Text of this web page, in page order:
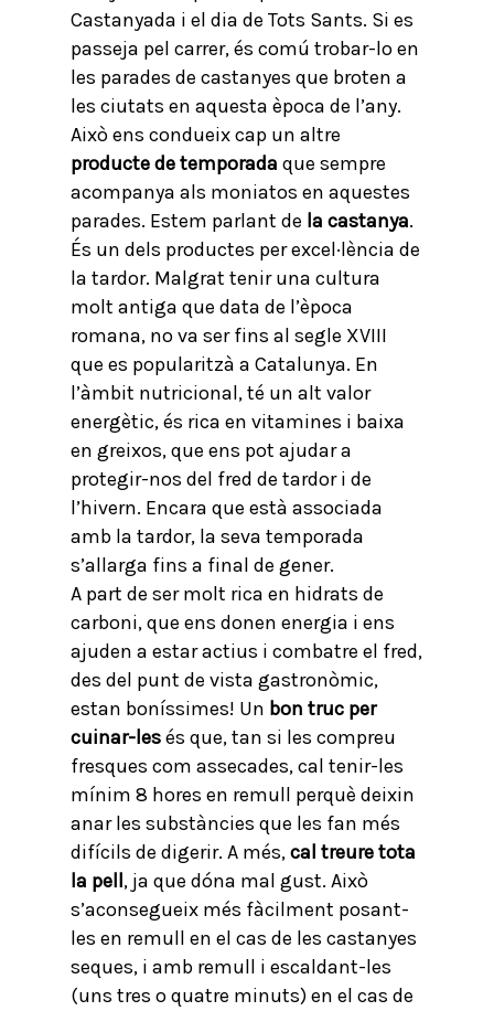
Castanyada i el dia de Tots Sants. Si es
passeja pel carrer, és comú trobar-lo en
les parades de castanyes que broten a
les ciutats en aquesta època de l’any.
Això ens condueix cap un altre
producte de temporada que sempre
acompanya als moniatos en aquestes
parades. Estem parlant de la castanya.
És un dels productes per excel·lència de
la tardor. Malgrat tenir una cultura
molt antiga que data de l’època
romana, no va ser fins al segle XVIII
que es popularitzà a Catalunya. En
l’àmbit nutricional, té un alt valor
energètic, és rica en vitamines i baixa
en greixos, que ens pot ajudar a
protegir-nos del fred de tardor i de
l’hivern. Encara que està associada
amb la tardor, la seva temporada
s’allarga fins a final de gener.
A part de ser molt rica en hidrats de
carboni, que ens donen energia i ens
ajuden a estar actius i combatre el fred,
des del punt de vista gastronòmic,
estan boníssimes! Un bon truc per
cuinar-lesés que, tan si les compreu
fresques com assecades, cal tenir-les
mínim 8 hores en remull perquè deixin
anar les substàncies que les fan més
difícils de digerir. A més,cal treure tota
la pell, ja que dóna mal gust. Això
s’aconsegueix més fàcilment posant-
les en remull en el cas de les castanyes
seques, i amb remull i escaldant-les
(uns tres o quatre minuts) en el cas de